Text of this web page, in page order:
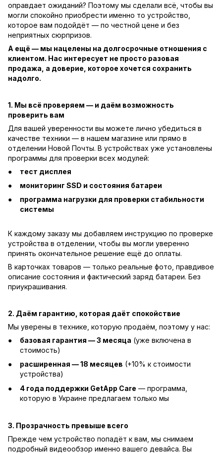
оправдает ожиданий? Поэтому мы сделали всё, чтобы вы
могли спокойно приобрести именно то устройство,
которое вам подойдёт — по честной цене и без
неприятных сюрпризов.
А ещё — мы нацелены на долгосрочные отношения с
клиентом. Нас интересует не просто разовая
продажа, а доверие, которое хочется сохранить
надолго.
1. Мы всё проверяем — и даём возможность
проверить вам
Для вашей уверенности вы можете лично убедиться в
качестве техники — в нашем магазине или прямо в
отделении Новой Почты. В устройствах уже установлены
программы для проверки всех модулей:
тест дисплея
мониторинг SSD и состояния батареи
программа нагрузки для проверки стабильности
системы
К каждому заказу мы добавляем инструкцию по проверке
устройства в отделении, чтобы вы могли уверенно
принять окончательное решение ещё до оплаты.
В карточках товаров — только реальные фото, правдивое
описание состояния и фактический заряд батареи. Без
приукрашивания.
2. Даём гарантию, которая даёт спокойствие
Мы уверены в технике, которую продаём, поэтому у нас:
базовая гарантия — 3 месяца (уже включена в
стоимость)
расширенная — 18 месяцев (+10% к стоимости
устройства)
4 года поддержки GetApp Care — программа,
которую в Украине предлагаем только мы
3. Прозрачность превыше всего
Прежде чем устройство попадёт к вам, мы снимаем
подробный видеообзор именно вашего девайса. Вы